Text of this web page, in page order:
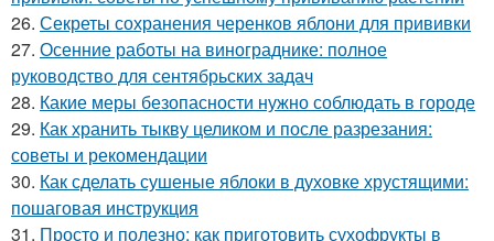
26. Секреты сохранения черенков яблони для прививки
27. Осенние работы на винограднике: полное
руководство для сентябрьских задач
28. Какие меры безопасности нужно соблюдать в городе
29. Как хранить тыкву целиком и после разрезания:
советы и рекомендации
30. Как сделать сушеные яблоки в духовке хрустящими:
пошаговая инструкция
31. Просто и полезно: как приготовить сухофрукты в